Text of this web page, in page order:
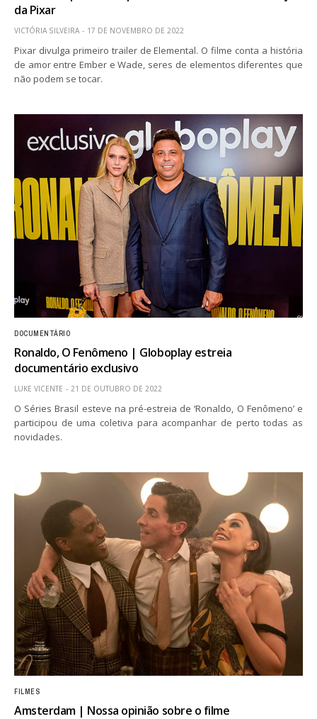
da Pixar
VICTÓRIA SILVEIRA 17 DE NOVEMBRO DE 2022
Pixar divulga primeiro trailer de Elemental. O filme conta a história
de amor entre Ember e Wade, seres de elementos diferentes que
não podem se tocar.
DOCUMENTÁRIO
Ronaldo, O Fenômeno | Globoplay estreia
documentário exclusivo
LUKE VICENTE 21 DE OUTUBRO DE 2022
O Séries Brasil esteve na pré-estreia de ‘Ronaldo, O Fenômeno’ e
participou de uma coletiva para acompanhar de perto todas as
novidades.
FILMES
Amsterdam | Nossa opinião sobre o filme